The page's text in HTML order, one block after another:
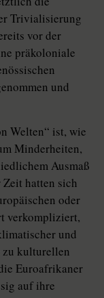
Trivialisierung
vor der
präkoloniale
und
Welten“ ist, wie
Minderheiten,
Ausmaß
hatten sich
oder
verkompliziert,
und
zu kulturellen
Euroafrikaner
auf ihre